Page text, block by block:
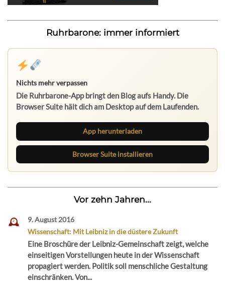
Ruhrbarone: immer informiert
Nichts mehr verpassen
Die Ruhrbarone-App bringt den Blog aufs Handy. Die
Browser Suite hält dich am Desktop auf dem Laufenden.
App herunterladen
Browser Suite installieren
Vor zehn Jahren...
9. August 2016
Wissenschaft: Mit Leibniz in die düstere Zukunft
Eine Broschüre der Leibniz-Gemeinschaft zeigt, welche
einseitigen Vorstellungen heute in der Wissenschaft
propagiert werden. Politik soll menschliche Gestaltung
einschränken. Von...